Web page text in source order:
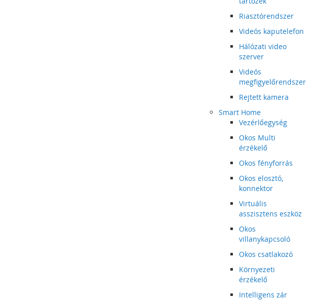
Riasztórendszer
Videós kaputelefon
Hálózati video
szerver
Videós
megfigyelőrendszer
Rejtett kamera
Smart Home
Vezérlőegység
Okos Multi
érzékelő
Okos fényforrás
Okos elosztó,
konnektor
Virtuális
asszisztens eszköz
Okos
villanykapcsoló
Okos csatlakozó
Környezeti
érzékelő
Intelligens zár